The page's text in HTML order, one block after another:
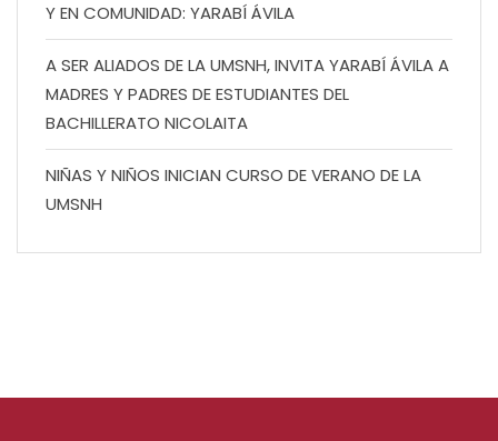
Y EN COMUNIDAD: YARABÍ ÁVILA
A SER ALIADOS DE LA UMSNH, INVITA YARABÍ ÁVILA A
MADRES Y PADRES DE ESTUDIANTES DEL
BACHILLERATO NICOLAITA
NIÑAS Y NIÑOS INICIAN CURSO DE VERANO DE LA
UMSNH